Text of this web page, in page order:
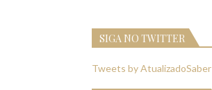
SIGA NO TWITTER
Tweets by AtualizadoSaber